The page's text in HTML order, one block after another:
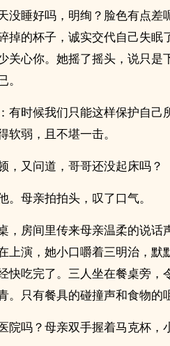
没睡好吗，明绚？脸色有点差
掉的杯子，诚实交代自己失眠
关心你。她摇了摇头，说只是
有时候我们只能这样保护自
弱，且不堪一击。
，又问道，哥哥还没起床吗？
母亲拍拍头，叹了口气。
，房间里传来母亲温柔的说话
上演，她小口嚼着三明治，默
快吃完了。三人坐在餐桌旁，
只有餐具的碰撞声和食物的
院吗？母亲双手握着马克杯，